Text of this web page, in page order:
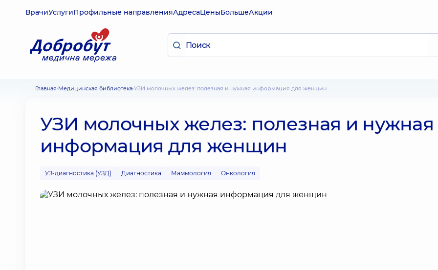
ВрачиУслугиПрофильные направленияАдресаЦеныБольшеАкции
Главная Медицинская библиотека УЗИ молочных желез: полезная и нужная информация для женщин
УЗИ молочных желез: полезная и нужная
информация для женщин
УЗ-диагностика (УЗД) Диагностика Маммология Онкология